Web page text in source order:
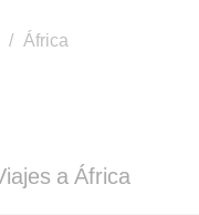
/ África
a África